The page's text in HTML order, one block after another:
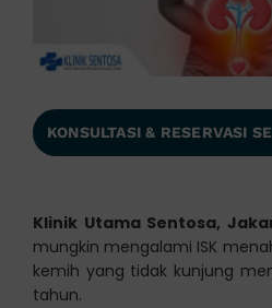
KONSULTASI & RESERVASI
Klinik Utama Sentosa,
mungkin mengalami ISK
kemih yang tidak kunjung
tahun.